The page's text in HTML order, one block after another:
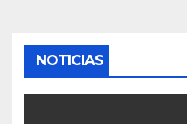
NOTICIAS